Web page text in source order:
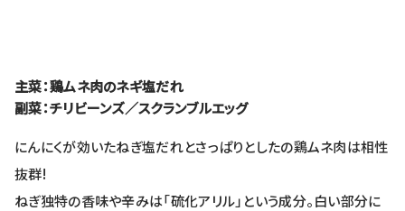
主菜：鶏ムネ肉のネギ塩だれ
副菜：チリビーンズ／スクランブルエッグ
にんにくが効いたねぎ塩だれとさっぱりとしたの鶏ムネ肉は相性
抜群!
ねぎ独特の香味や辛みは「硫化アリル」という成分。白い部分に